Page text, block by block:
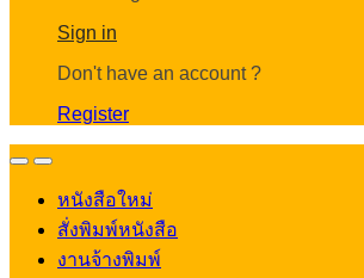
Sign in
Don't have an account ?
Register
OpenClose
หนังสือใหม่
สั่งพิมพ์หนังสือ
งานจ้างพิมพ์